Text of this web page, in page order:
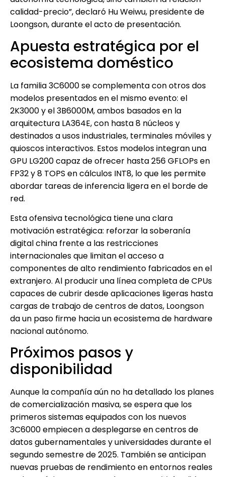
calidad-precio”, declaró Hu Weiwu, presidente de
Loongson, durante el acto de presentación.
Apuesta estratégica por el
ecosistema doméstico
La familia 3C6000 se complementa con otros dos
modelos presentados en el mismo evento: el
2K3000 y el 3B6000M, ambos basados en la
arquitectura LA364E, con hasta 8 núcleos y
destinados a usos industriales, terminales móviles y
quioscos interactivos. Estos modelos integran una
GPU LG200 capaz de ofrecer hasta 256 GFLOPs en
FP32 y 8 TOPS en cálculos INT8, lo que les permite
abordar tareas de inferencia ligera en el borde de
red.
Esta ofensiva tecnológica tiene una clara
motivación estratégica: reforzar la soberanía
digital china frente a las restricciones
internacionales que limitan el acceso a
componentes de alto rendimiento fabricados en el
extranjero. Al producir una línea completa de CPUs
capaces de cubrir desde aplicaciones ligeras hasta
cargas de trabajo de centros de datos, Loongson
da un paso firme hacia un ecosistema de hardware
nacional autónomo.
Próximos pasos y
disponibilidad
Aunque la compañía aún no ha detallado los planes
de comercialización masiva, se espera que los
primeros sistemas equipados con los nuevos
3C6000 empiecen a desplegarse en centros de
datos gubernamentales y universidades durante el
segundo semestre de 2025. También se anticipan
nuevas pruebas de rendimiento en entornos reales